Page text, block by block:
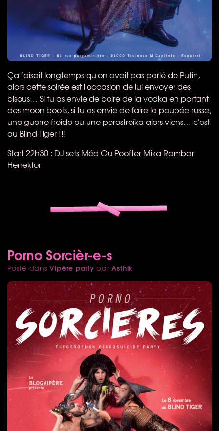
Ça faisait longtemps qu'on avait pas parlé de Putin,
alors cette soirée est l'occasion de lui envoyer des
bisous… Si tu as envie de boire de la vodka en portant
des moon boots, si tu as envie de faire la poupée russe,
une guerre froide ou une perestroïka alors viens… c'est
au Blind Tiger !!!
Start 22h30 : DJ sets Méd Ou Poofter Mika Rambar
Herrektor
Porno Sorcièr-e-s
Posté dansVipère party parAsthik